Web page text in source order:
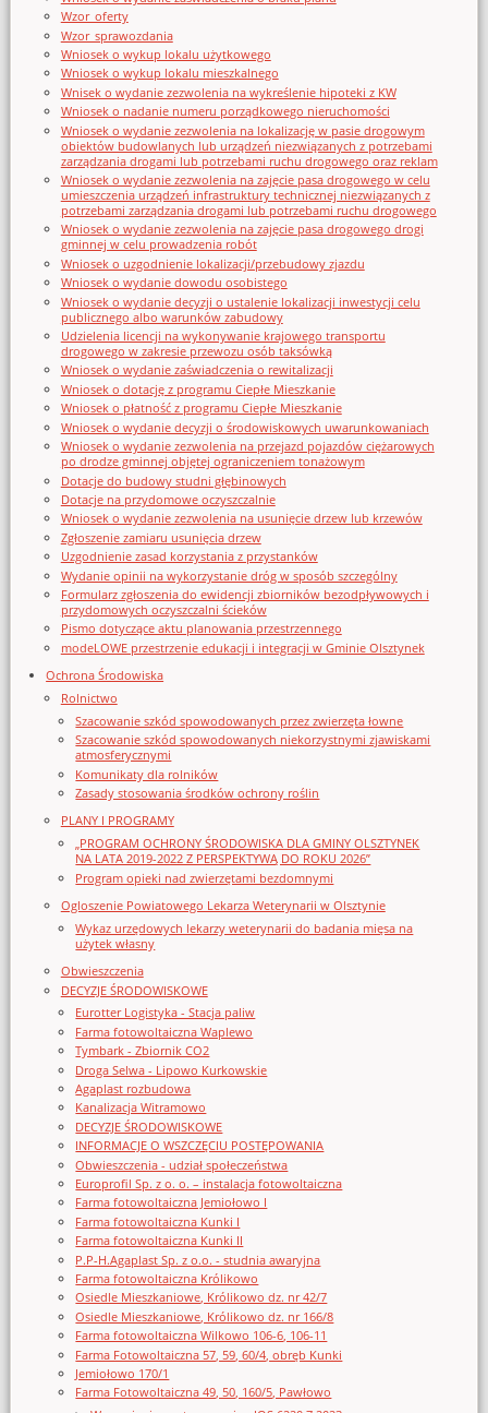
Wzor_oferty
Wzor_sprawozdania
Wniosek o wykup lokalu użytkowego
Wniosek o wykup lokalu mieszkalnego
Wnisek o wydanie zezwolenia na wykreślenie hipoteki z KW
Wniosek o nadanie numeru porządkowego nieruchomości
Wniosek o wydanie zezwolenia na lokalizację w pasie drogowym
obiektów budowlanych lub urządzeń niezwiązanych z potrzebami
zarządzania drogami lub potrzebami ruchu drogowego oraz reklam
Wniosek o wydanie zezwolenia na zajęcie pasa drogowego w celu
umieszczenia urządzeń infrastruktury technicznej niezwiązanych z
potrzebami zarządzania drogami lub potrzebami ruchu drogowego
Wniosek o wydanie zezwolenia na zajęcie pasa drogowego drogi
gminnej w celu prowadzenia robót
Wniosek o uzgodnienie lokalizacji/przebudowy zjazdu
Wniosek o wydanie dowodu osobistego
Wniosek o wydanie decyzji o ustalenie lokalizacji inwestycji celu
publicznego albo warunków zabudowy
Udzielenia licencji na wykonywanie krajowego transportu
drogowego w zakresie przewozu osób taksówką
Wniosek o wydanie zaświadczenia o rewitalizacji
Wniosek o dotację z programu Ciepłe Mieszkanie
Wniosek o płatność z programu Ciepłe Mieszkanie
Wniosek o wydanie decyzji o środowiskowych uwarunkowaniach
Wniosek o wydanie zezwolenia na przejazd pojazdów ciężarowych
po drodze gminnej objętej ograniczeniem tonażowym
Dotacje do budowy studni głębinowych
Dotacje na przydomowe oczyszczalnie
Wniosek o wydanie zezwolenia na usunięcie drzew lub krzewów
Zgłoszenie zamiaru usunięcia drzew
Uzgodnienie zasad korzystania z przystanków
Wydanie opinii na wykorzystanie dróg w sposób szczególny
Formularz zgłoszenia do ewidencji zbiorników bezodpływowych i
przydomowych oczyszczalni ścieków
Pismo dotyczące aktu planowania przestrzennego
modeLOWE przestrzenie edukacji i integracji w Gminie Olsztynek
Ochrona Środowiska
Rolnictwo
Szacowanie szkód spowodowanych przez zwierzęta łowne
Szacowanie szkód spowodowanych niekorzystnymi zjawiskami
atmosferycznymi
Komunikaty dla rolników
Zasady stosowania środków ochrony roślin
PLANY I PROGRAMY
„PROGRAM OCHRONY ŚRODOWISKA DLA GMINY OLSZTYNEK
NA LATA 2019-2022 Z PERSPEKTYWĄ DO ROKU 2026”
Program opieki nad zwierzętami bezdomnymi
Ogloszenie Powiatowego Lekarza Weterynarii w Olsztynie
Wykaz urzędowych lekarzy weterynarii do badania mięsa na
użytek własny
Obwieszczenia
DECYZJE ŚRODOWISKOWE
Eurotter Logistyka - Stacja paliw
Farma fotowoltaiczna Waplewo
Tymbark - Zbiornik CO2
Droga Selwa - Lipowo Kurkowskie
Agaplast rozbudowa
Kanalizacja Witramowo
DECYZJE ŚRODOWISKOWE
INFORMACJE O WSZCZĘCIU POSTĘPOWANIA
Obwieszczenia - udział społeczeństwa
Europrofil Sp. z o. o. – instalacja fotowoltaiczna
Farma fotowoltaiczna Jemiołowo I
Farma fotowoltaiczna Kunki I
Farma fotowoltaiczna Kunki II
P.P-H.Agaplast Sp. z o.o. - studnia awaryjna
Farma fotowoltaiczna Królikowo
Osiedle Mieszkaniowe, Królikowo dz. nr 42/7
Osiedle Mieszkaniowe, Królikowo dz. nr 166/8
Farma fotowoltaiczna Wilkowo 106-6, 106-11
Farma Fotowoltaiczna 57, 59, 60/4, obręb Kunki
Jemiołowo 170/1
Farma Fotowoltaiczna 49, 50, 160/5, Pawłowo